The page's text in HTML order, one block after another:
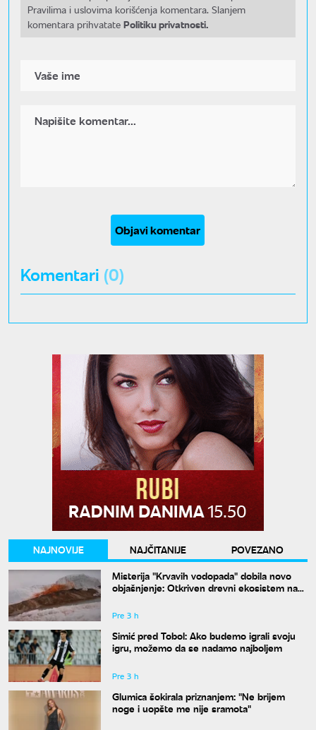
Pravilima i uslovima korišćenja komentara. Slanjem
komentara prihvatate Politiku privatnosti.
Objavi komentar
Komentari (0)
NAJNOVIJE NAJČITANIJE
POVEZANO
Misterija "Krvavih vodopada" dobila novo
objašnjenje: Otkriven drevni ekosistem na
Pre 3 h
Simić pred Tobol: Ako budemo igrali svoju
igru, možemo da se nadamo najboljem
Pre 3 h
Glumica šokirala priznanjem: "Ne brijem
noge i uopšte me nije sramota"